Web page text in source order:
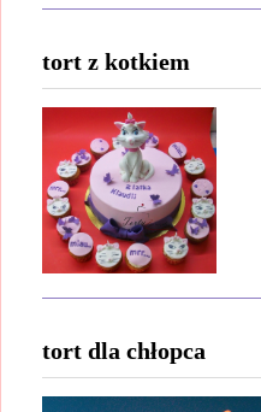
tort z kotkiem
tort dla chłopca